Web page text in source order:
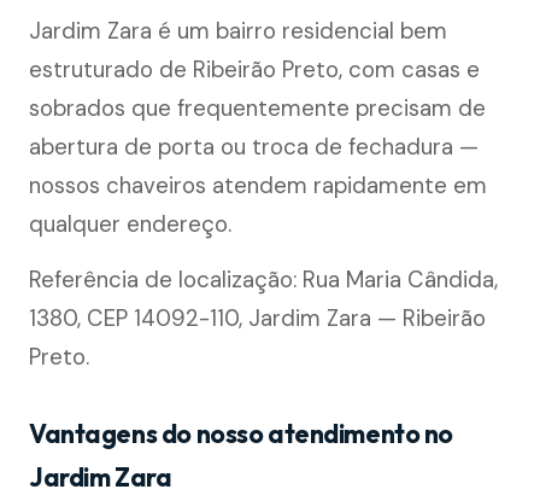
Jardim Zara é um bairro residencial bem
estruturado de Ribeirão Preto, com casas e
sobrados que frequentemente precisam de
abertura de porta ou troca de fechadura —
nossos chaveiros atendem rapidamente em
qualquer endereço.
Referência de localização: Rua Maria Cândida,
1380, CEP 14092-110, Jardim Zara — Ribeirão
Preto.
Vantagens do nosso atendimento no
Jardim Zara